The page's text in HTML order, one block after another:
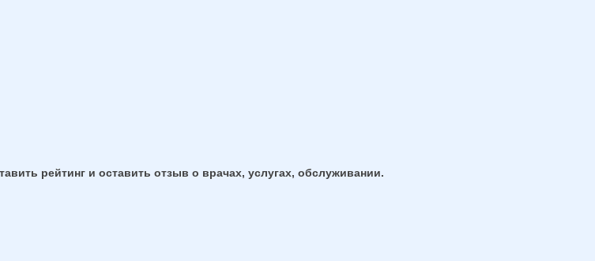
рейтинг и оставить отзыв о врачах, услугах, обслуживании.